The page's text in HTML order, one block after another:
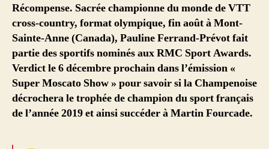
Récompense. Sacrée championne du monde de VTT
cross-country, format olympique, fin août à Mont-
Sainte-Anne (Canada), Pauline Ferrand-Prévot fait
partie des sportifs nominés aux RMC Sport Awards.
Verdict le 6 décembre prochain dans l’émission «
Super Moscato Show » pour savoir si la Champenoise
décrochera le trophée de champion du sport français
de l’année 2019 et ainsi succéder à Martin Fourcade.